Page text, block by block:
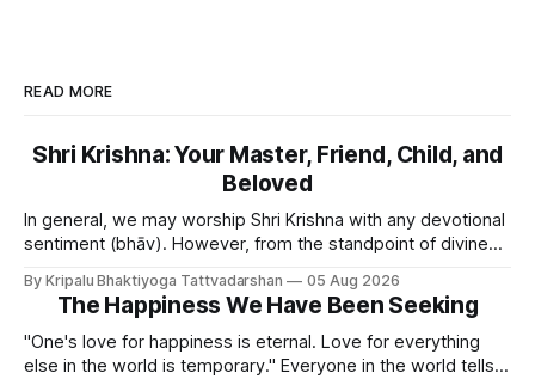
READ MORE
Shri Krishna: Your Master, Friend, Child, and
Beloved
In general, we may worship Shri Krishna with any devotional
sentiment (bhāv). However, from the standpoint of divine
devotional sentiments: 1. Dāsya bhāv - He is my Master, my
Swami. It is a relationship of loving servitude and reverence,
with a certain distance.
By Kripalu Bhaktiyoga Tattvadarshan 05 Aug 2026
The Happiness We Have Been Seeking
"One's love for happiness is eternal. Love for everything
else in the world is temporary." Everyone in the world tells